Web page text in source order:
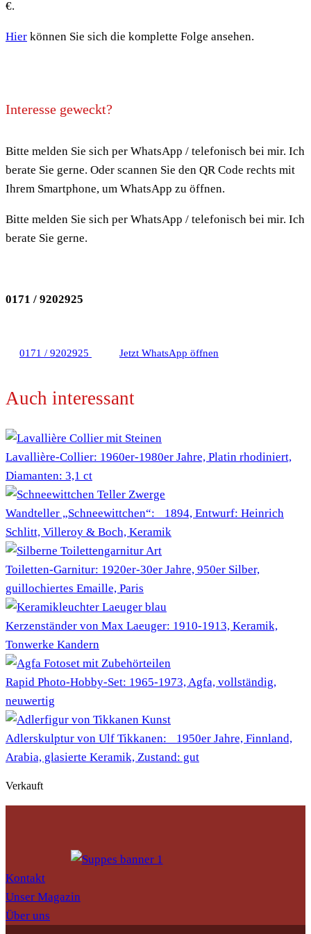
€.
Hier können Sie sich die komplette Folge ansehen.
Interesse geweckt?
Bitte melden Sie sich per WhatsApp / telefonisch bei mir. Ich
berate Sie gerne. Oder scannen Sie den QR Code rechts mit
Ihrem Smartphone, um WhatsApp zu öffnen.
Bitte melden Sie sich per WhatsApp / telefonisch bei mir. Ich
berate Sie gerne.
0171 / 9202925
0171 / 9202925 Jetzt WhatsApp öffnen
Auch interessant
Lavallière-Collier: 1960er-1980er Jahre, Platin rhodiniert,
Diamanten: 3,1 ct
Wandteller „Schneewittchen“: 1894, Entwurf: Heinrich
Schlitt, Villeroy & Boch, Keramik
Toiletten-Garnitur: 1920er-30er Jahre, 950er Silber,
guillochiertes Emaille, Paris
Kerzenständer von Max Laeuger: 1910-1913, Keramik,
Tonwerke Kandern
Rapid Photo-Hobby-Set: 1965-1973, Agfa, vollständig,
neuwertig
Adlerskulptur von Ulf Tikkanen: 1950er Jahre, Finnland,
Arabia, glasierte Keramik, Zustand: gut
Verkauft
Kontakt
Unser Magazin
Über uns